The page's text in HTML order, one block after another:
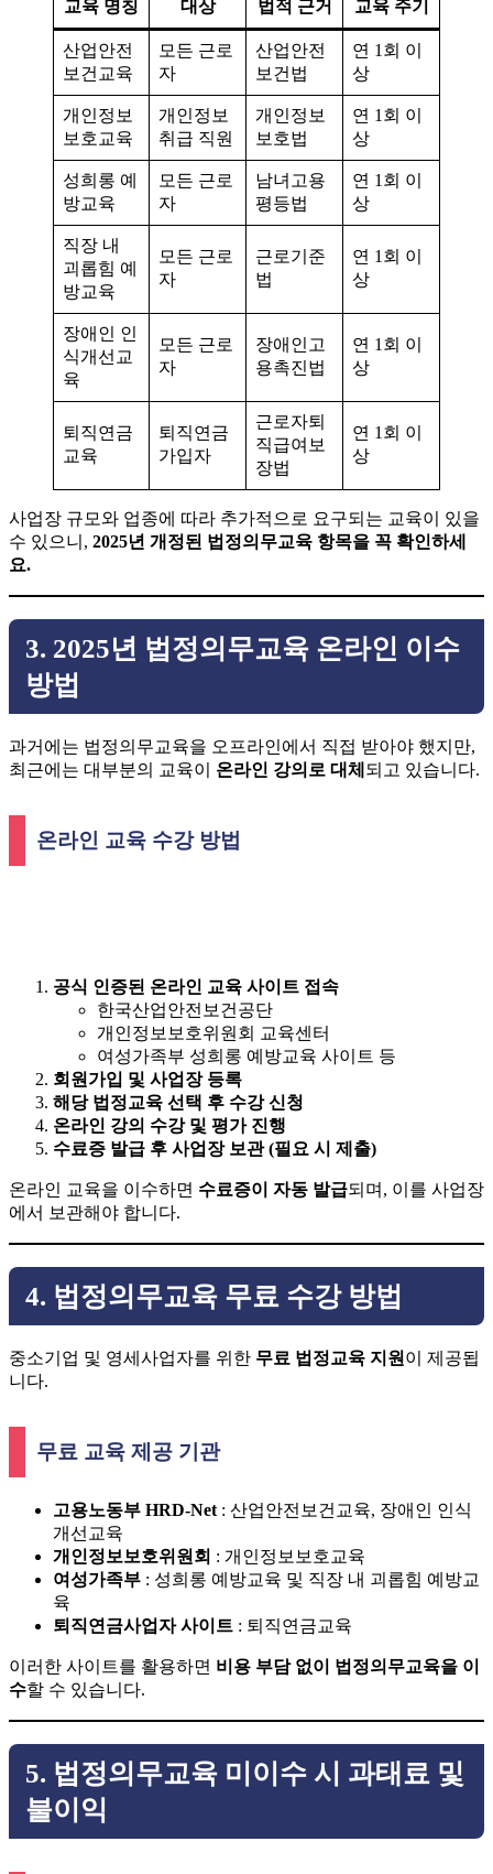
교육 명칭 대상 법적 근거 교육 주기
산업안전
보건교육
모든 근로
자
산업안전
보건법
연 1회 이
상
개인정보
보호교육
개인정보
취급 직원
개인정보
보호법
연 1회 이
상
성희롱 예
방교육
모든 근로
자
남녀고용
평등법
연 1회 이
상
직장 내
괴롭힘 예
방교육
모든 근로
자
근로기준
법
연 1회 이
상
장애인 인
식개선교
육
모든 근로
자
장애인고
용촉진법
연 1회 이
상
퇴직연금
교육
퇴직연금
가입자
근로자퇴
직급여보
장법
연 1회 이
상
사업장 규모와 업종에 따라 추가적으로 요구되는 교육이 있을
수 있으니, 2025년 개정된 법정의무교육 항목을 꼭 확인하세
요.
3. 2025년 법정의무교육 온라인 이수
방법
과거에는 법정의무교육을 오프라인에서 직접 받아야 했지만,
최근에는 대부분의 교육이 온라인 강의로 대체 되고 있습니다.
온라인 교육 수강 방법
공식 인증된 온라인 교육 사이트 접속
한국산업안전보건공단
개인정보보호위원회 교육센터
여성가족부 성희롱 예방교육 사이트 등
회원가입 및 사업장 등록
해당 법정교육 선택 후 수강 신청
온라인 강의 수강 및 평가 진행
수료증 발급 후 사업장 보관 (필요 시 제출)
온라인 교육을 이수하면 수료증이 자동 발급되며, 이를 사업장
에서 보관해야 합니다.
4. 법정의무교육 무료 수강 방법
중소기업 및 영세사업자를 위한 무료 법정교육 지원 이 제공됩
니다.
무료 교육 제공 기관
고용노동부 HRD-Net : 산업안전보건교육, 장애인 인식
개선교육
개인정보보호위원회 : 개인정보보호교육
여성가족부 : 성희롱 예방교육 및 직장 내 괴롭힘 예방교
육
퇴직연금사업자 사이트 : 퇴직연금교육
이러한 사이트를 활용하면 비용 부담 없이 법정의무교육을 이
수할 수 있습니다.
5. 법정의무교육 미이수 시 과태료 및
불이익